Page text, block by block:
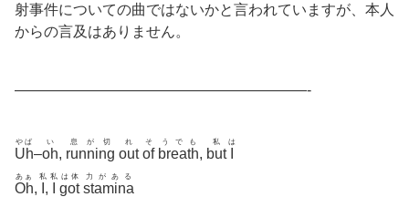
射事件についての曲ではないかと言われていますが、本人
からの言及はありません。
————————————————————-
Uh
やば
–oh
い
, running
息が切
out
れ
of
そ
breath
うでも
, but
私 は
Oh
あぁ
,
私
,
私
got
は体
stamina
力がある